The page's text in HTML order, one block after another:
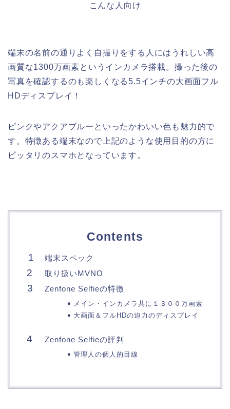
こんな人向け
端末の名前の通りよく自撮りをする人にはうれしい高
画質な1300万画素というインカメラ搭載。撮った後の
写真を確認するのも楽しくなる5.5インチの大画面フル
HDディスプレイ！
ピンクやアクアブルーといったかわいい色も魅力的で
す。特徴ある端末なので上記のような使用目的の方に
ピッタリのスマホとなっています。
Contents
端末スペック
取り扱いMVNO
Zenfone Selfieの特徴
メイン・インカメラ共に１３００万画素
大画面＆フルHDの迫力のディスプレイ
Zenfone Selfieの評判
管理人の個人的目線